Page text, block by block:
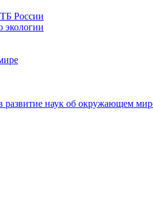
России
экологии
развитие наук об окружающем